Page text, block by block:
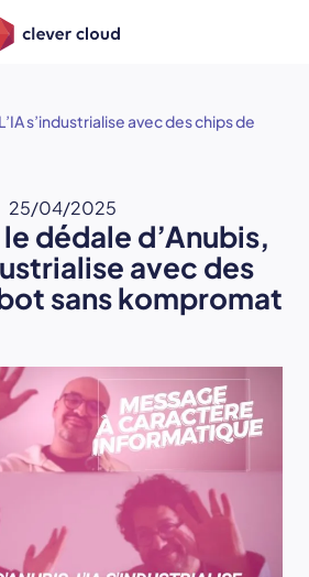
s’industrialise avec des chips de
25/04/2025
le dédale d’Anubis,
avec des
sans kompromat